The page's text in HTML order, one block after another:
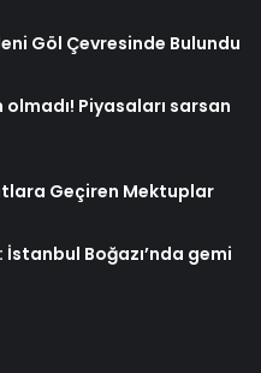
Göl Çevresinde Bulundu
Piyasaları sarsan
Geçiren Mektuplar
Boğazı’nda gemi